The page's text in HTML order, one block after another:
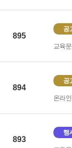
895
공
교육
894
공
온라
893
행